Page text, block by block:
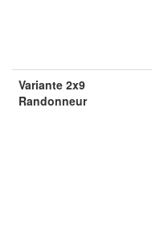
Variante 2x9
Randonneur